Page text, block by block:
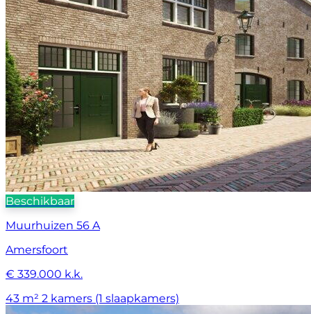
Beschikbaar
Muurhuizen 56 A
Amersfoort
€ 339.000 k.k.
43 m² 2 kamers (1 slaapkamers)